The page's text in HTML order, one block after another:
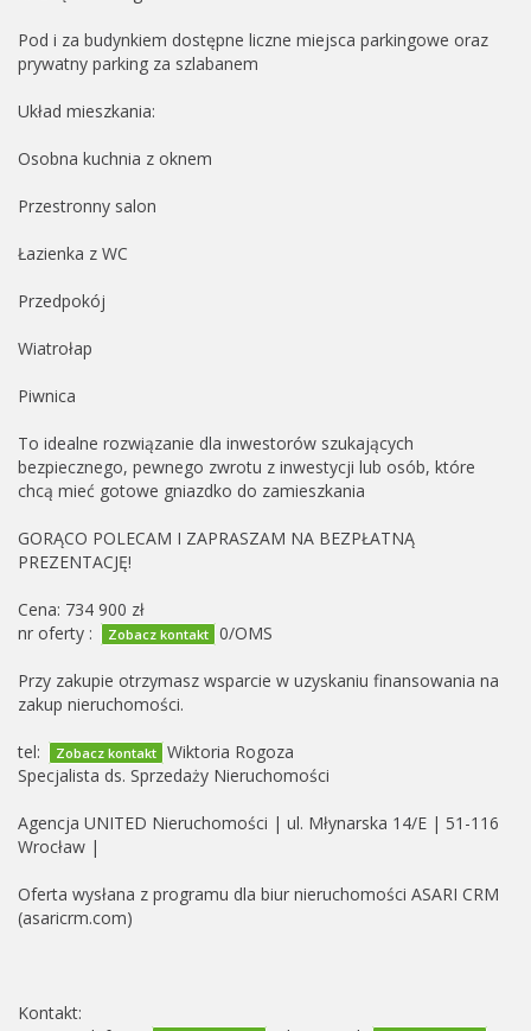
Pod i za budynkiem dostępne liczne miejsca parkingowe oraz
prywatny parking za szlabanem
Układ mieszkania:
Osobna kuchnia z oknem
Przestronny salon
Łazienka z WC
Przedpokój
Wiatrołap
Piwnica
To idealne rozwiązanie dla inwestorów szukających
bezpiecznego, pewnego zwrotu z inwestycji lub osób, które
chcą mieć gotowe gniazdko do zamieszkania
GORĄCO POLECAM I ZAPRASZAM NA BEZPŁATNĄ
PREZENTACJĘ!
Cena: 734 900 zł
nr oferty :
Zobacz kontakt 0/OMS
Przy zakupie otrzymasz wsparcie w uzyskaniu finansowania na
zakup nieruchomości.
tel: Zobacz kontakt Wiktoria Rogoza
Specjalista ds. Sprzedaży Nieruchomości
Agencja UNITED Nieruchomości | ul. Młynarska 14/E | 51-116
Wrocław |
Oferta wysłana z programu dla biur nieruchomości ASARI CRM
(asaricrm.com)
Kontakt: